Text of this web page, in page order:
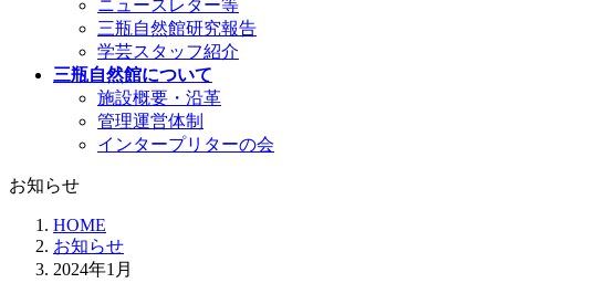
ニュースレター等
三瓶自然館研究報告
学芸スタッフ紹介
三瓶自然館について
施設概要・沿革
管理運営体制
インタープリターの会
お知らせ
HOME
お知らせ
2024年1月